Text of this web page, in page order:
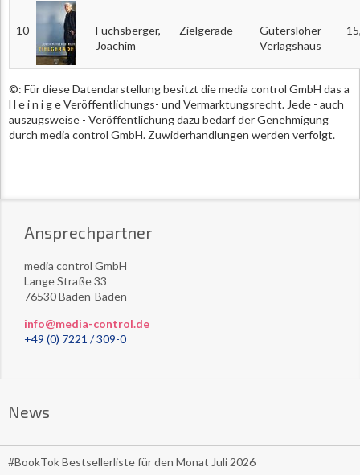
10
Fuchsberger,
Joachim
Zielgerade
Gütersloher
Verlagshaus
©: Für diese Datendarstellung besitzt die media control GmbH das a
l l e i n i g e Veröffentlichungs- und Vermarktungsrecht. Jede - auch
auszugsweise - Veröffentlichung dazu bedarf der Genehmigung
durch media control GmbH. Zuwiderhandlungen werden verfolgt.
Ansprechpartner
media control GmbH
Lange Straße 33
76530 Baden-Baden
info@media-control.de
+49 (0) 7221 / 309-0
News
#BookTok Bestsellerliste für den Monat Juli 2026